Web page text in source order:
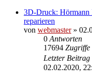
3D-Druck: Hörmann
reparieren
von webmaster»
0 Antworten
17694 Zugriffe
Letzter Beitrag
02.02.2020,